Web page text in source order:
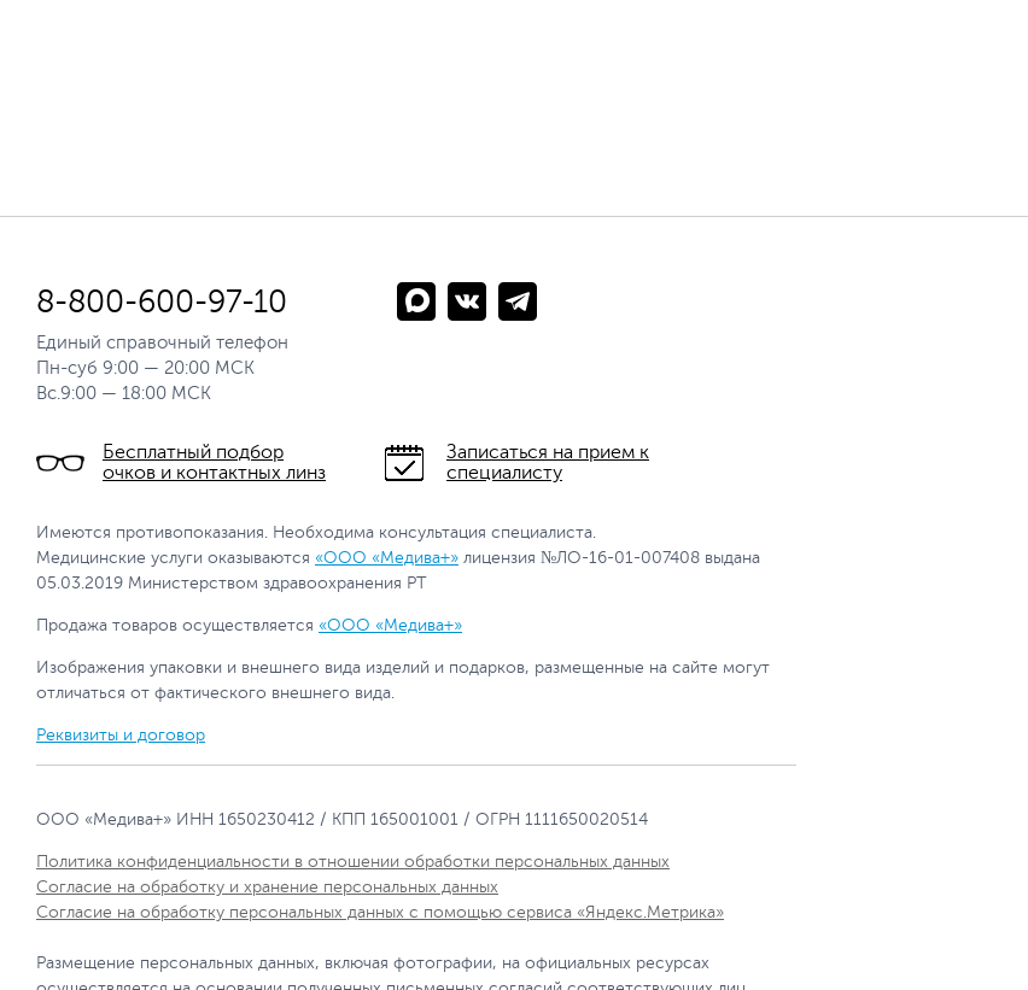
8-800-600-97-10
Единый справочный телефон
Пн-суб 9:00 — 20:00 МСК
Вс.9:00 — 18:00 МСК
Бесплатный подбор
очков и контактных линз
Записаться на прием к
специалисту
Имеются противопоказания. Необходима консультация специалиста.
Медицинские услуги оказываются «ООО «Медива+» лицензия №ЛО-16-01-007408 выдана
05.03.2019 Министерством здравоохранения РТ
Продажа товаров осуществляется «ООО «Медива+»
Изображения упаковки и внешнего вида изделий и подарков, размещенные на сайте могут
отличаться от фактического внешнего вида.
Реквизиты и договор
ООО «Медива+» ИНН 1650230412 / КПП 165001001 / ОГРН 1111650020514
Политика конфиденциальности в отношении обработки персональных данных
Согласие на обработку и хранение персональных данных
Согласие на обработку персональных данных с помощью сервиса «Яндекс.Метрика»
Размещение персональных данных, включая фотографии, на официальных ресурсах